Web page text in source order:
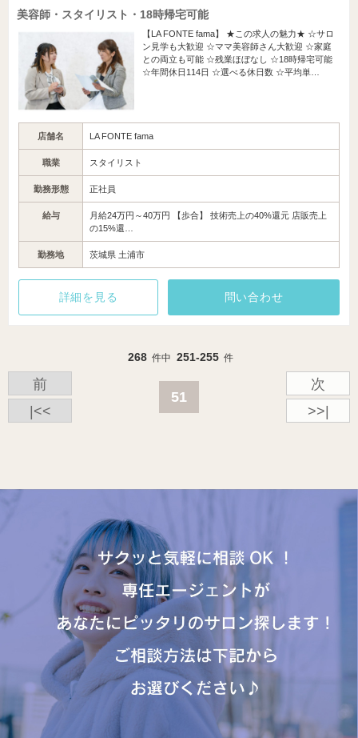
美容師・スタイリスト・18時帰宅可能
【LA FONTE fama】 ★この求人の魅力★ ☆サロ
ン見学も大歓迎 ☆ママ美容師さん大歓迎 ☆家庭
との両立も可能 ☆残業ほぼなし ☆18時帰宅可能
☆年間休日114日 ☆選べる休日数 ☆平均単…
店舗名 LA FONTE fama
職業 スタイリスト
勤務形態 正社員
給与
月給24万円～40万円 【歩合】 技術売上の40%還元 店販売上
の15%還…
勤務地 茨城県 土浦市
詳細を見る 問い合わせ
268 件中 251-255 件
|<<
前
51
次
>>|